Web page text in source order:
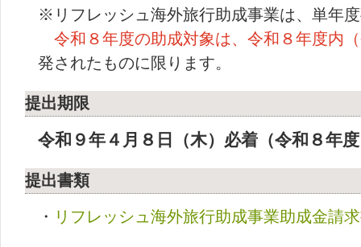
※リフレッシュ海外旅行助成事業は、単年
令和８年度の助成対象は、令和８年度内
発されたものに限ります。
提出期限
令和９年４月８日 （木） 必着 （令和８年
提出書類
・ リフレッシュ海外旅行助成事業助成金請